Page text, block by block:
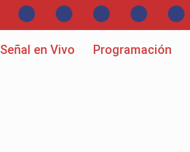
Señal en Vivo Programación